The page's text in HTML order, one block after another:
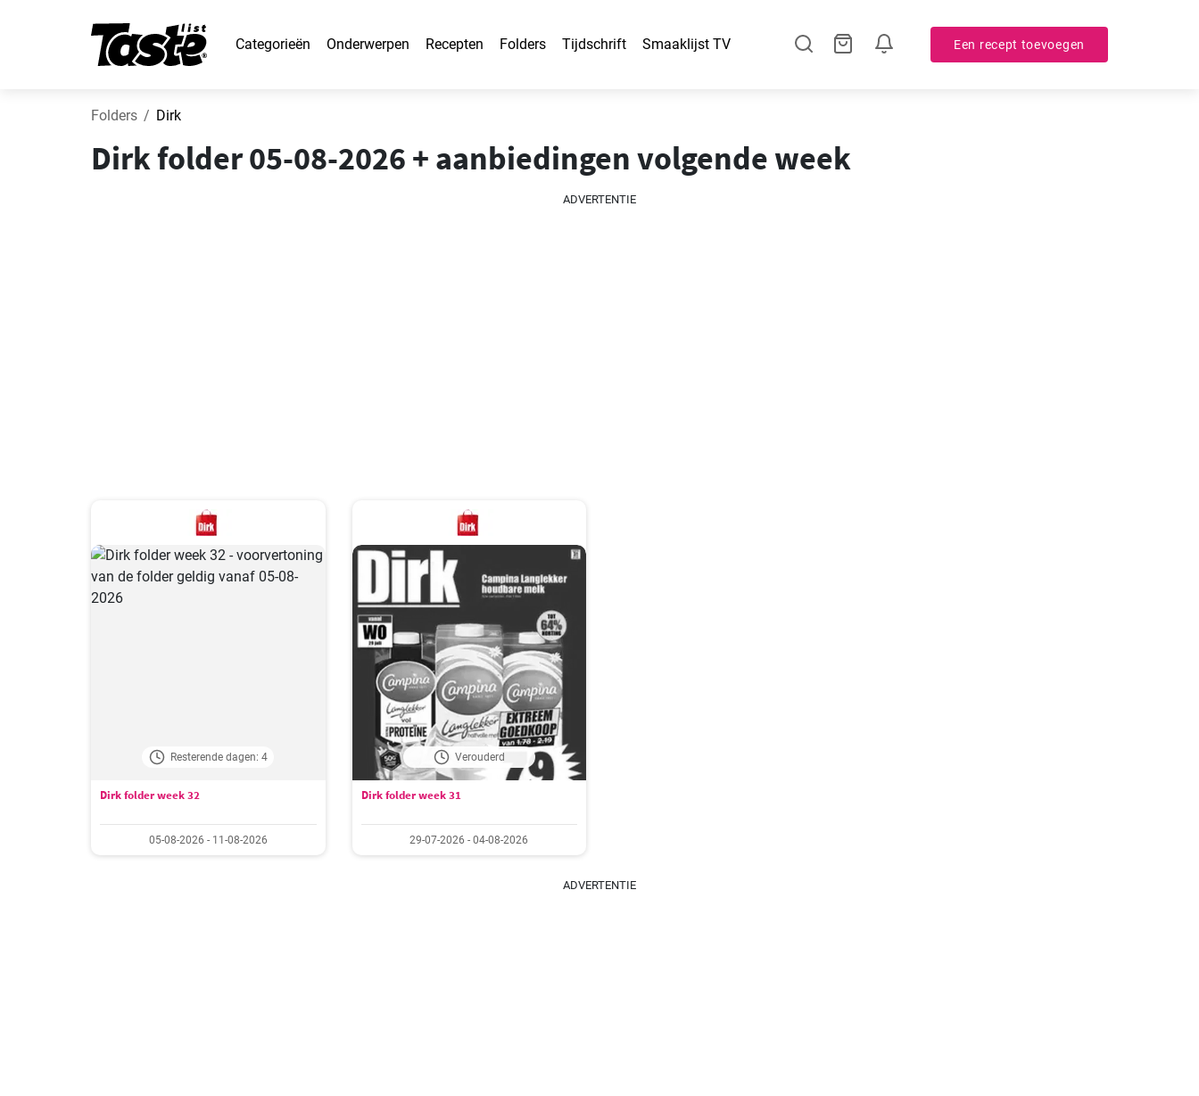
Categorieën Onderwerpen Recepten Folders Tijdschrift Smaaklijst TV Een recept toevoegen
Folders Dirk
Dirk folder 05-08-2026 + aanbiedingen volgende week
ADVERTENTIE
Resterende dagen: 4
Dirk folder week 32
05-08-2026 - 11-08-2026
Verouderd
Dirk folder week 31
29-07-2026 - 04-08-2026
ADVERTENTIE